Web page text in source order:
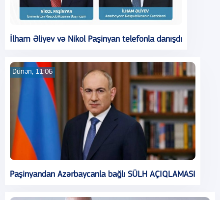
İlham Əliyev və Nikol Paşinyan telefonla danışdı
Dünən, 11:06
Paşinyandan Azərbaycanla bağlı SÜLH AÇIQLAMASI